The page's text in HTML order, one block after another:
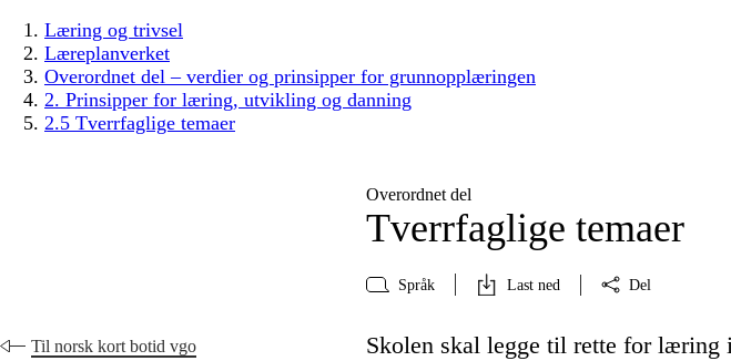
Læring og trivsel
Læreplanverket
Overordnet del – verdier og prinsipper for grunnopplæringen
2. Prinsipper for læring, utvikling og danning
2.5 Tverrfaglige temaer
Overordnet del
Tverrfaglige temaer
Språk Last ned Del
Til norsk kort botid vgo
Skolen skal legge til rette for læring